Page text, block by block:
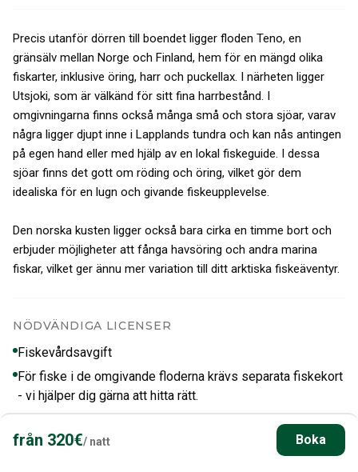
Precis utanför dörren till boendet ligger floden Teno, en
gränsälv mellan Norge och Finland, hem för en mängd olika
fiskarter, inklusive öring, harr och puckellax. I närheten ligger
Utsjoki, som är välkänd för sitt fina harrbestånd. I
omgivningarna finns också många små och stora sjöar, varav
några ligger djupt inne i Lapplands tundra och kan nås antingen
på egen hand eller med hjälp av en lokal fiskeguide. I dessa
sjöar finns det gott om röding och öring, vilket gör dem
idealiska för en lugn och givande fiskeupplevelse.
Den norska kusten ligger också bara cirka en timme bort och
erbjuder möjligheter att fånga havsöring och andra marina
fiskar, vilket ger ännu mer variation till ditt arktiska fiskeäventyr.
NÖDVÄNDIGA LICENSER
Fiskevårdsavgift
För fiske i de omgivande floderna krävs separata fiskekort
- vi hjälper dig gärna att hitta rätt.
från 320€/ natt Boka